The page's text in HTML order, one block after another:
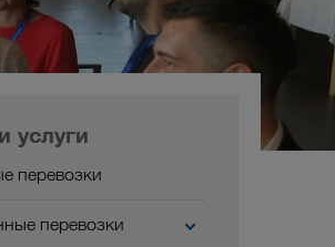
услуги
перевозки
перевозки